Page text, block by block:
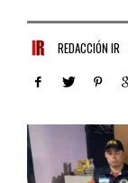
REDACCIÓN IR